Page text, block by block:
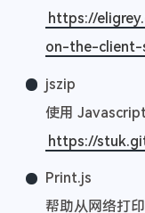
https://
on-the-client-
jszip
使用
https://
Print.js
帮助从网络打